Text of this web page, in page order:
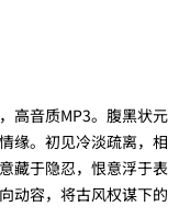
高音质MP3。腹黑状元
缘。初见冷淡疏离，相
藏于隐忍，恨意浮于表
动容，将古风权谋下的